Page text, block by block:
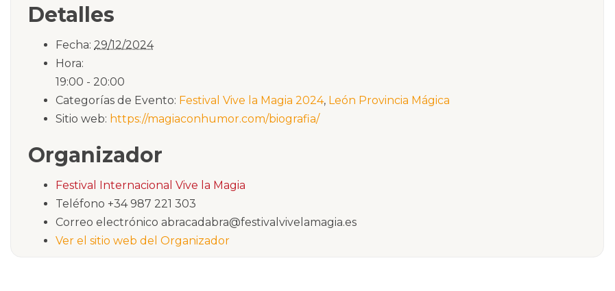
Detalles
Fecha: 29/12/2024
Hora:
19:00 - 20:00
Categorías de Evento: Festival Vive la Magia 2024, León Provincia Mágica
Sitio web: https://magiaconhumor.com/biografia/
Organizador
Festival Internacional Vive la Magia
Teléfono +34 987 221 303
Correo electrónico abracadabra@festivalvivelamagia.es
Ver el sitio web del Organizador